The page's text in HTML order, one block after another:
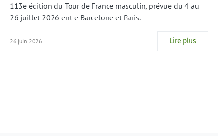
113e édition du Tour de France masculin, prévue du 4 au
26 juillet 2026 entre Barcelone et Paris.
26 juin 2026 Lire plus